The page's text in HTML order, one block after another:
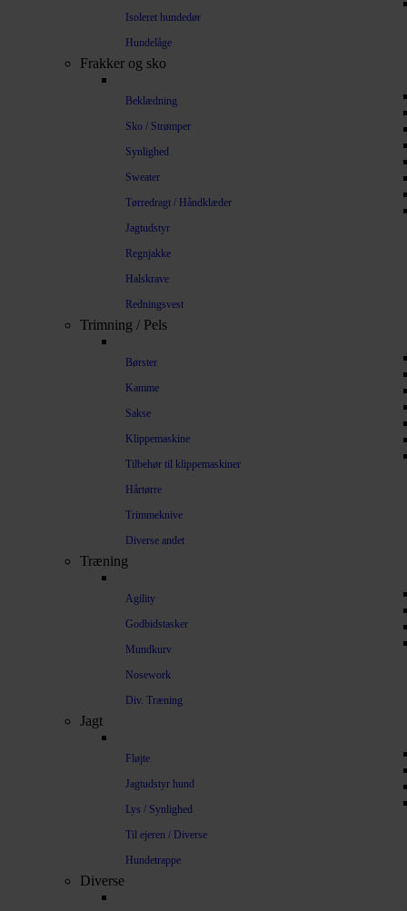
Isoleret hundedør
Hundelåge
Frakker og sko
Beklædning
Sko / Strømper
Synlighed
Sweater
Tørredragt / Håndklæder
Jagtudstyr
Regnjakke
Halskrave
Redningsvest
Trimning / Pels
Børster
Kamme
Sakse
Klippemaskine
Tilbehør til klippemaskiner
Hårtørre
Trimmeknive
Diverse andet
Træning
Agility
Godbidstasker
Mundkurv
Nosework
Div. Træning
Jagt
Fløjte
Jagtudstyr hund
Lys / Synlighed
Til ejeren / Diverse
Hundetrappe
Diverse